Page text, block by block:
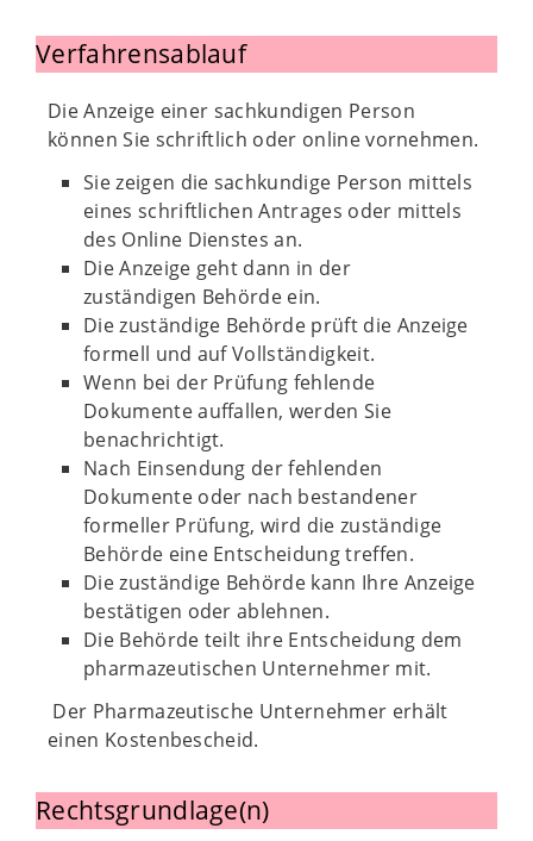
Verfahrensablauf
Die Anzeige einer sachkundigen Person
können Sie schriftlich oder online vornehmen.
Sie zeigen die sachkundige Person mittels
eines schriftlichen Antrages oder mittels
des Online Dienstes an.
Die Anzeige geht dann in der
zuständigen Behörde ein.
Die zuständige Behörde prüft die Anzeige
formell und auf Vollständigkeit.
Wenn bei der Prüfung fehlende
Dokumente auffallen, werden Sie
benachrichtigt.
Nach Einsendung der fehlenden
Dokumente oder nach bestandener
formeller Prüfung, wird die zuständige
Behörde eine Entscheidung treffen.
Die zuständige Behörde kann Ihre Anzeige
bestätigen oder ablehnen.
Die Behörde teilt ihre Entscheidung dem
pharmazeutischen Unternehmer mit.
Der Pharmazeutische Unternehmer erhält
einen Kostenbescheid.
Rechtsgrundlage(n)